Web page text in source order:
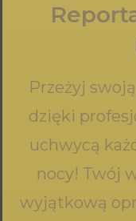
Przeżyj
dzięki
uchwycą
nocy! Twój
wyjątkową